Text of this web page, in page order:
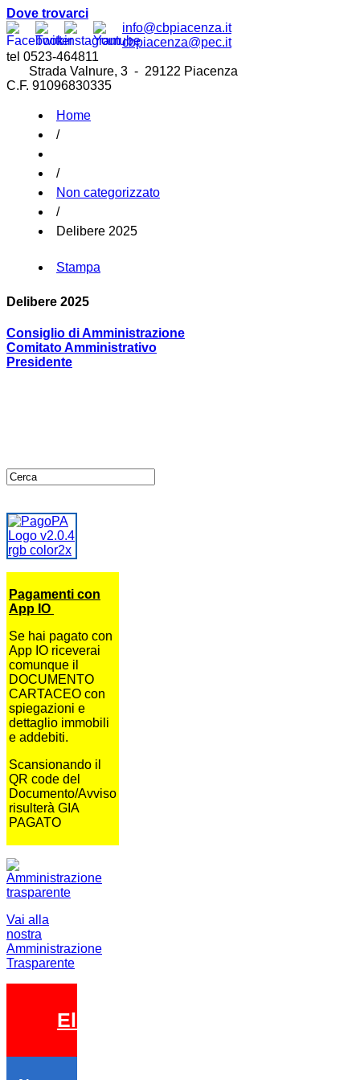
Dove trovarci
info@cbpiacenza.it
cbpiacenza@pec.it
tel 0523-464811
Strada Valnure, 3 - 29122 Piacenza
C.F. 91096830335
Home
/
/
Non categorizzato
/
Delibere 2025
Stampa
Delibere 2025
Consiglio di Amministrazione
Comitato Amministrativo
Presidente
Pagamenti con
App IO
Se hai pagato con
App IO riceverai
comunque il
DOCUMENTO
CARTACEO con
spiegazioni e
dettaglio immobili
e addebiti.
Scansionando il
QR code del
Documento/Avviso
risulterà GIA
PAGATO
Vai alla
nostra
Amministrazione
Trasparente
Elezioni 2026